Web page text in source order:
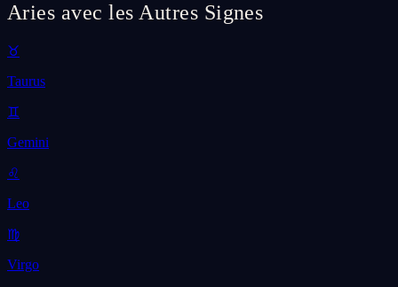
Aries avec les Autres Signes
♉
Taurus
♊
Gemini
♌
Leo
♍
Virgo